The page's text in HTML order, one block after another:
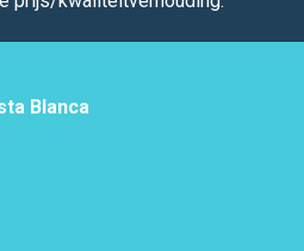
Blanca